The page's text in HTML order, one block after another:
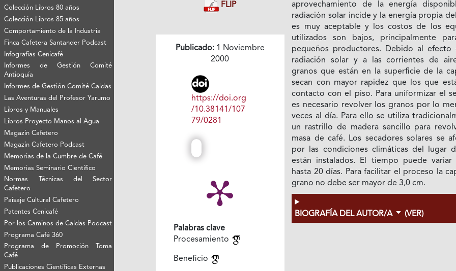
Colección Libros 80 años
Colección Libros 85 años
Comportamiento de la Industria
Finca Cafetera Santander Podcast
Infografías Cenicafé
Informes de Gestión Comité
Antioquía
Informes de Gestión Comité Caldas
Las Aventuras del Profesor Yarumo
Libros y Manuales
Libros Proyecto Manos al Agua
Magazín Cafetero
Magazín Cafetero Podcast
Memorias de la Cumbre de Café
Memorias Seminario Científico
Normas Técnicas del Sector
Cafetero
Paisaje Cultural Cafetero
Patentes Cenicafé
Por los Caminos de Caldas Podcast
Programa Café 360
Programa de Promoción Toma
Café
Publicaciones Científicas Externas
FLIP
Publicado:1 Noviembre
2000
https://doi.org
/10.38141/107
79/0281
Palabras clave
Procesamiento
Beneficio
aprovechamiento de la energía
radiación solar incide y la energía propia
es muy aceptable y los costos de los
utilizados son bajos, principalmente
pequeños productores. Debido al efecto
radiación solar y a las corrientes de
granos que están en la superficie de la
secan con mayor rapidez que los que
contacto con el piso. Para uniformizar el
es necesario revolver los granos por lo
veces al día. Para ello se utiliza
un rastrillo de madera sencillo para
masa de café. Los secadores solares se
por las condiciones climáticas del lugar
están instalados. El tiempo puede
hasta 20 días. Para facilitar el proceso la
grano no debe ser mayor de 3,0 cm.
BIOGRAFÍA DEL AUTOR/A (VER)